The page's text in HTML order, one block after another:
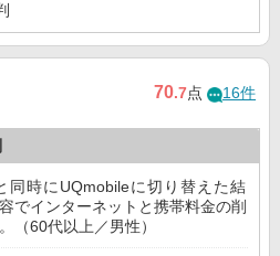
70.7点 16件
同時にUQmobileに切り替えた結
でインターネットと携帯料金の削
（60代以上／男性）